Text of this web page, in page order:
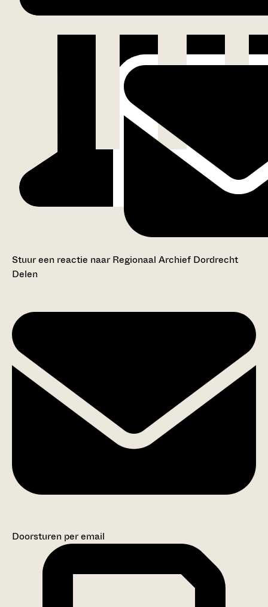
Stuur een reactie naar Regionaal Archief Dordrecht
Delen
Doorsturen per email